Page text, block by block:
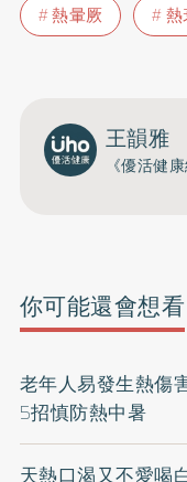
熱暈厥
王韻雅
《優活健
你可能還會想看
老年人易發生熱傷
5招慎防熱中暑
天熱口渴又不愛喝